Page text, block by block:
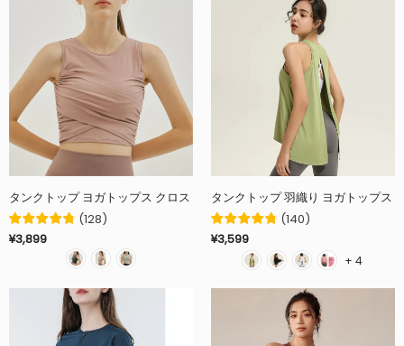
タンクトップ ヨガトップス クロス ギャザー カップ付き ラウンドネック
(128)
¥3,899
(140)
¥3,599
+ 4